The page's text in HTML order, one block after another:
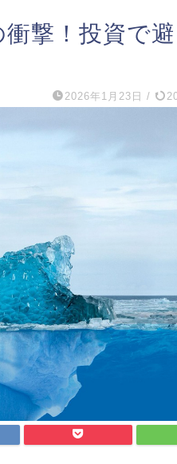
撃！投資で
2026年1月23日 /